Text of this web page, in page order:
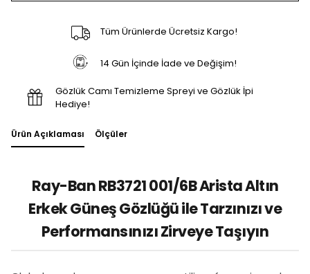
Tüm Ürünlerde Ücretsiz Kargo!
14 Gün İçinde İade ve Değişim!
Gözlük Camı Temizleme Spreyi ve Gözlük İpi
Hediye!
Ürün Açıklaması Ölçüler
Ray-Ban RB3721 001/6B Arista Altın
Erkek Güneş Gözlüğü ile Tarzınızı ve
Performansınızı Zirveye Taşıyın